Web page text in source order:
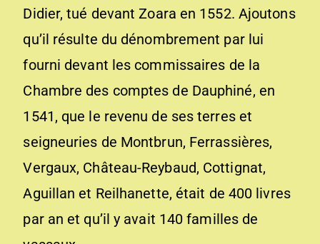
Didier, tué devant Zoara en 1552. Ajoutons
qu’il résulte du dénombrement par lui
fourni devant les commissaires de la
Chambre des comptes de Dauphiné, en
1541, que le revenu de ses terres et
seigneuries de Montbrun, Ferrassières,
Vergaux, Château-Reybaud, Cottignat,
Aguillan et Reilhanette, était de 400 livres
par an et qu’il y avait 140 familles de